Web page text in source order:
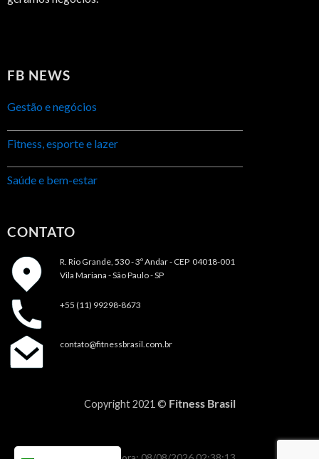
FB NEWS
Gestão e negócios
Fitness, esporte e lazer
Saúde e bem-estar
CONTATO
R. Rio Grande, 530 - 3º Andar - CEP 04018-001
Vila Mariana - São Paulo - SP
+55 (11) 99298-8673
contato@fitnessbrasil.com.br
Copyright 2021 © Fitness Brasil